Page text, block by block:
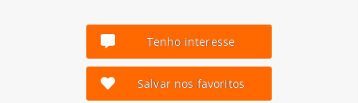
Tenho interesse
Salvar nos favoritos